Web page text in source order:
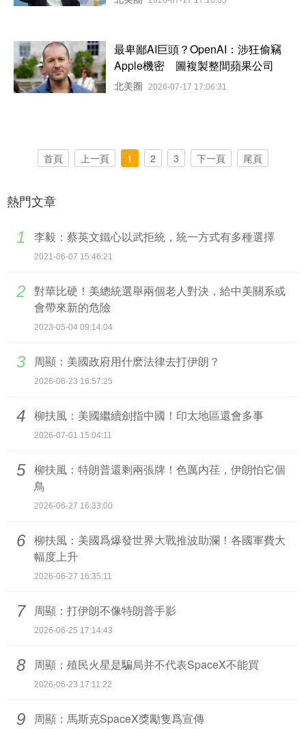
最卑鄙AI巨頭？OpenAI：涉狂偷竊
Apple機密 圖複製整間蘋果公司
北美圈 2026-07-17 17:06:31
首頁 上一頁 1 2 3 下一頁 尾頁
熱門文章
李毅：蔡英文鐵心以武拒統，統一方式有多種選擇
2021-06-07 15:46:21
1
對華比硬！美總統選舉兩個老人對決，給中美關系或
會帶來新的危險
2023-05-04 09:14:04
2
周顯：美國政府用什麽法律去打伊朗？
2026-06-23 16:57:25
3
柳扶風：美國繼續劍指中國！印太地區還會多事
2026-07-01 15:04:11
4
柳扶風：特朗普還剩兩張牌！色厲内荏，伊朗怕它個
鳥
2026-06-27 16:33:00
5
柳扶風：美國爲爆發世界大戰推波助瀾！各國軍費大
幅度上升
2026-06-27 16:35:11
6
周顯：打伊朗不像特朗普手影
2026-06-25 17:14:43
7
周顯：殖民火星是騙局并不代表SpaceX不能買
2026-06-23 17:11:22
8
周顯：馬斯克SpaceX獎勵隻爲宣傳
9